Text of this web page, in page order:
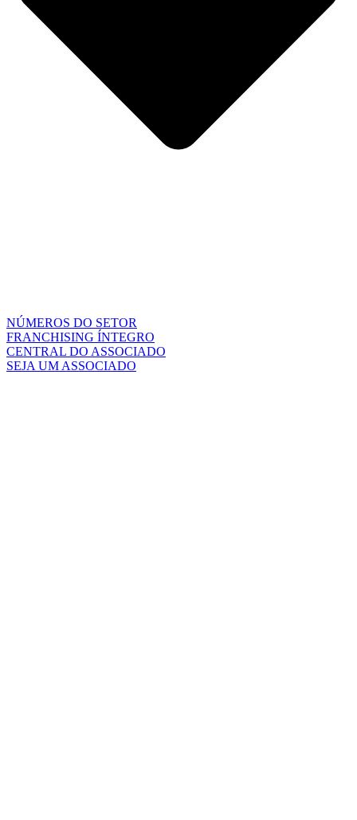
NÚMEROS DO SETOR
FRANCHISING ÍNTEGRO
CENTRAL DO ASSOCIADO
SEJA UM ASSOCIADO